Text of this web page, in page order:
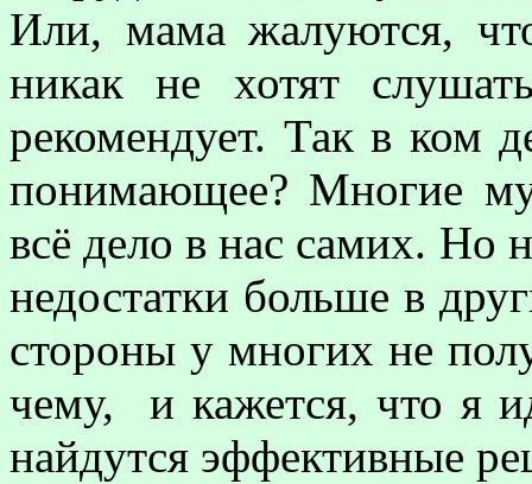
Или, мама жалуются,
никак не хотят
рекомендует. Так в ком
понимающее? Многие
всё дело в нас самих. Но
недостатки больше в
стороны у многих не
чему, и кажется, что я
найдутся эффективные